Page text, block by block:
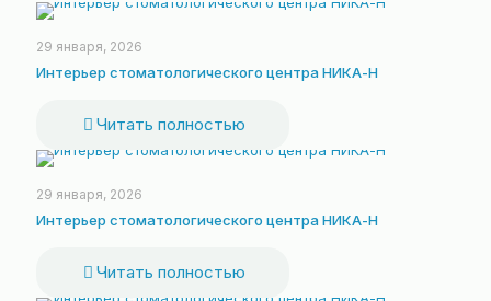
29 января, 2026
Интерьер стоматологического центра НИКА-Н
Читать полностью
29 января, 2026
Интерьер стоматологического центра НИКА-Н
Читать полностью